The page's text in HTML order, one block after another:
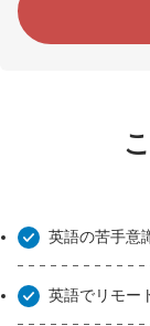
英語の苦手意
英語でリモー